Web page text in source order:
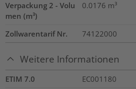
Verpackung 2 - Volu
men (m³)
0.0176 m³
Zollwarentarif Nr. 74122000
Weitere Informationen
ETIM 7.0
EC001180